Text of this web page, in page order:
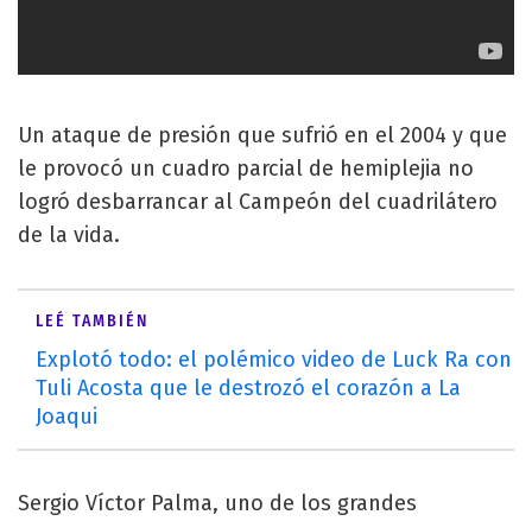
Un ataque de presión que sufrió en el 2004 y que
le provocó un cuadro parcial de hemiplejia no
logró desbarrancar al Campeón del cuadrilátero
de la vida.
LEÉ TAMBIÉN
Explotó todo: el polémico video de Luck Ra con
Tuli Acosta que le destrozó el corazón a La
Joaqui
Sergio Víctor Palma, uno de los grandes